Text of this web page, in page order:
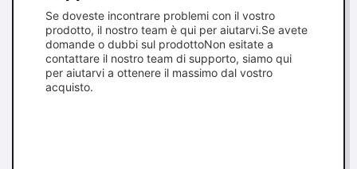
Se doveste incontrare problemi con il vostro
prodotto, il nostro team è qui per aiutarvi.Se avete
domande o dubbi sul prodottoNon esitate a
contattare il nostro team di supporto, siamo qui
per aiutarvi a ottenere il massimo dal vostro
acquisto.